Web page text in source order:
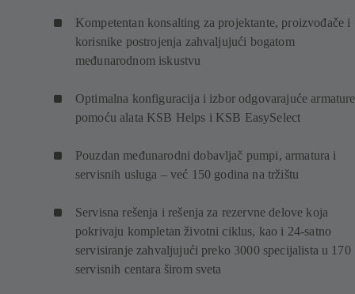
Kompetentan konsalting za projektante, proizvođače i
korisnike postrojenja zahvaljujući bogatom
međunarodnom iskustvu
Optimalna konfiguracija i izbor odgovarajuće armature
pomoću alata KSB Helps i KSB EasySelect
Pouzdan međunarodni dobavljač pumpi, armatura i
servisnih usluga – već 150 godina na tržištu
Servisna rešenja i rešenja za rezervne delove koja
pokrivaju kompletan životni ciklus, kao i 24-satno
servisiranje zahvaljujući preko 3000 specijalista u 170
servisnih centara širom sveta